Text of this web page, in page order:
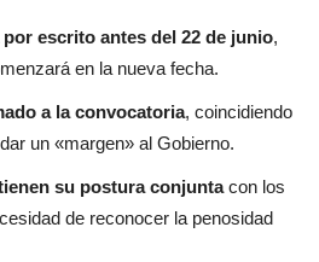
escrito antes del 22 de junio,
en la nueva fecha.
a la convocatoria, coincidiendo
un «margen» al Gobierno.
su postura conjuntacon los
de reconocer la penosidad